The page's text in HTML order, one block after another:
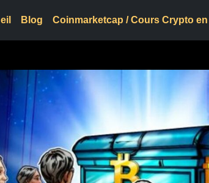
Blog Coinmarketcap / Cours Crypto